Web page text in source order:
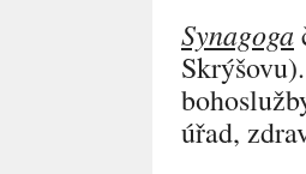
Synagoga
úřad,